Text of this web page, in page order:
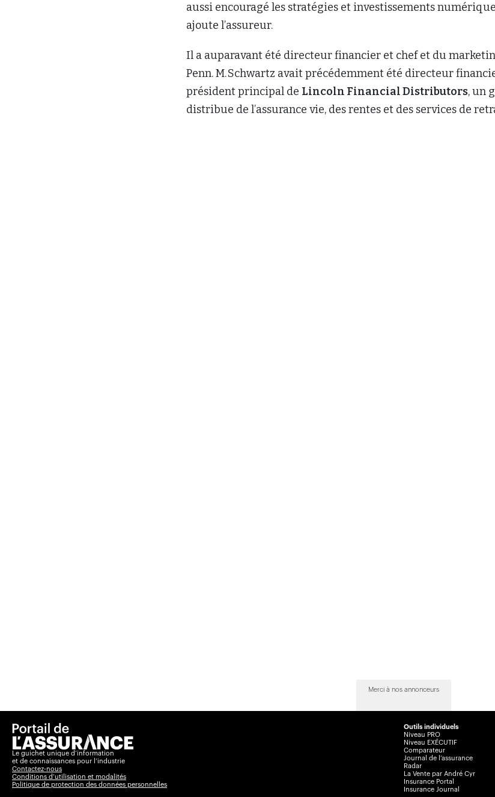
aussi encouragé les stratégies et investissements
ajoute l’assureur.
Il a auparavant été directeur financier et chef et du
Penn. M. Schwartz avait précédemment été directeur
président principal de Lincoln Financial Distributors, un
distribue de l’assurance vie, des rentes et des services de
Merci à nos annonceurs
Le guichet unique d’information
et de connaissances pour l’industrie
Contactez-nous
Conditions d’utilisation et modalités
Politique de protection des données personnelles
Outils individuels
Niveau PRO
Niveau EXÉCUTIF
Comparateur
Journal de l’assurance
Radar
La Vente par André Cyr
Insurance Portal
Insurance Journal